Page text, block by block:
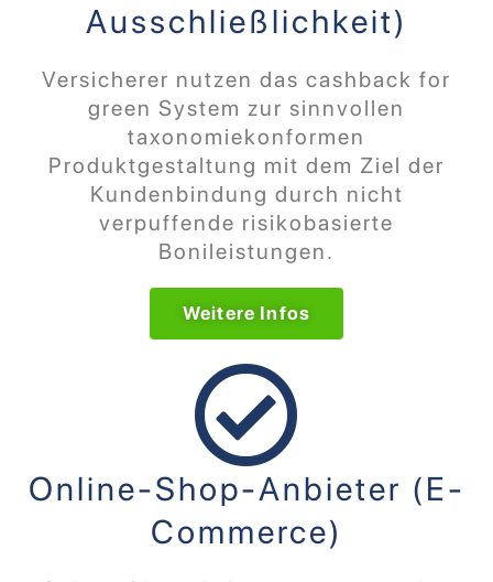
Ausschließlichkeit)
Versicherer nutzen das cashback for
green System zur sinnvollen
taxonomiekonformen
Produktgestaltung mit dem Ziel der
Kundenbindung durch nicht
verpuffende risikobasierte
Bonileistungen.
Weitere Infos
Online-Shop-Anbieter (E-
Commerce)